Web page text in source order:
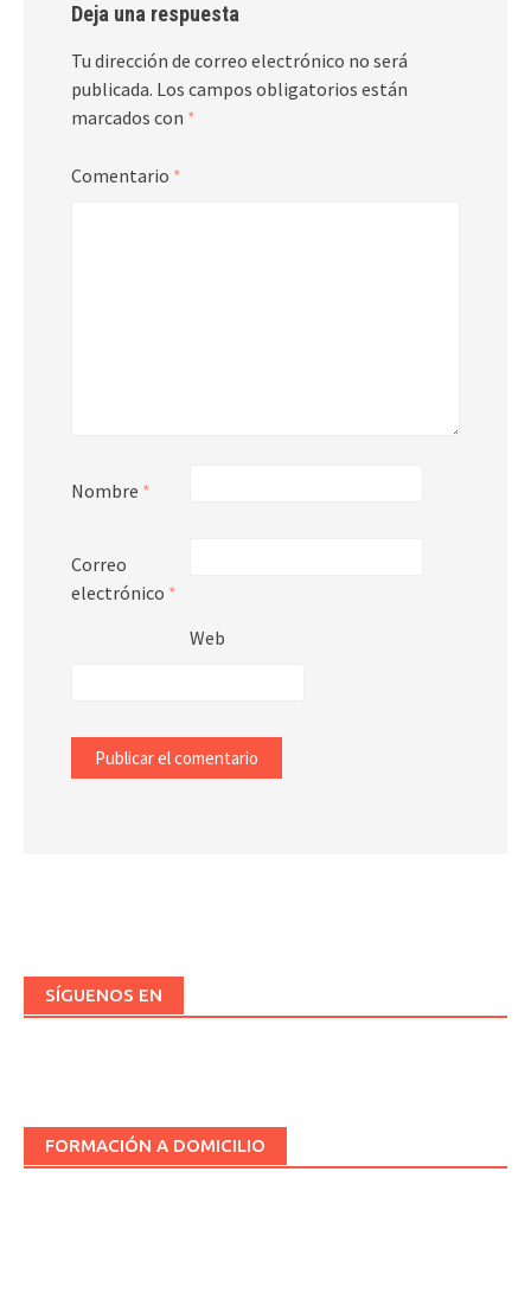
Deja una respuesta
Tu dirección de correo electrónico no será
publicada. Los campos obligatorios están
marcados con *
Comentario *
Nombre *
Correo
electrónico *
Web
SÍGUENOS EN
FORMACIÓN A DOMICILIO